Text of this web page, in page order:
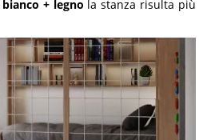
bianco + legno la stanza risulta più